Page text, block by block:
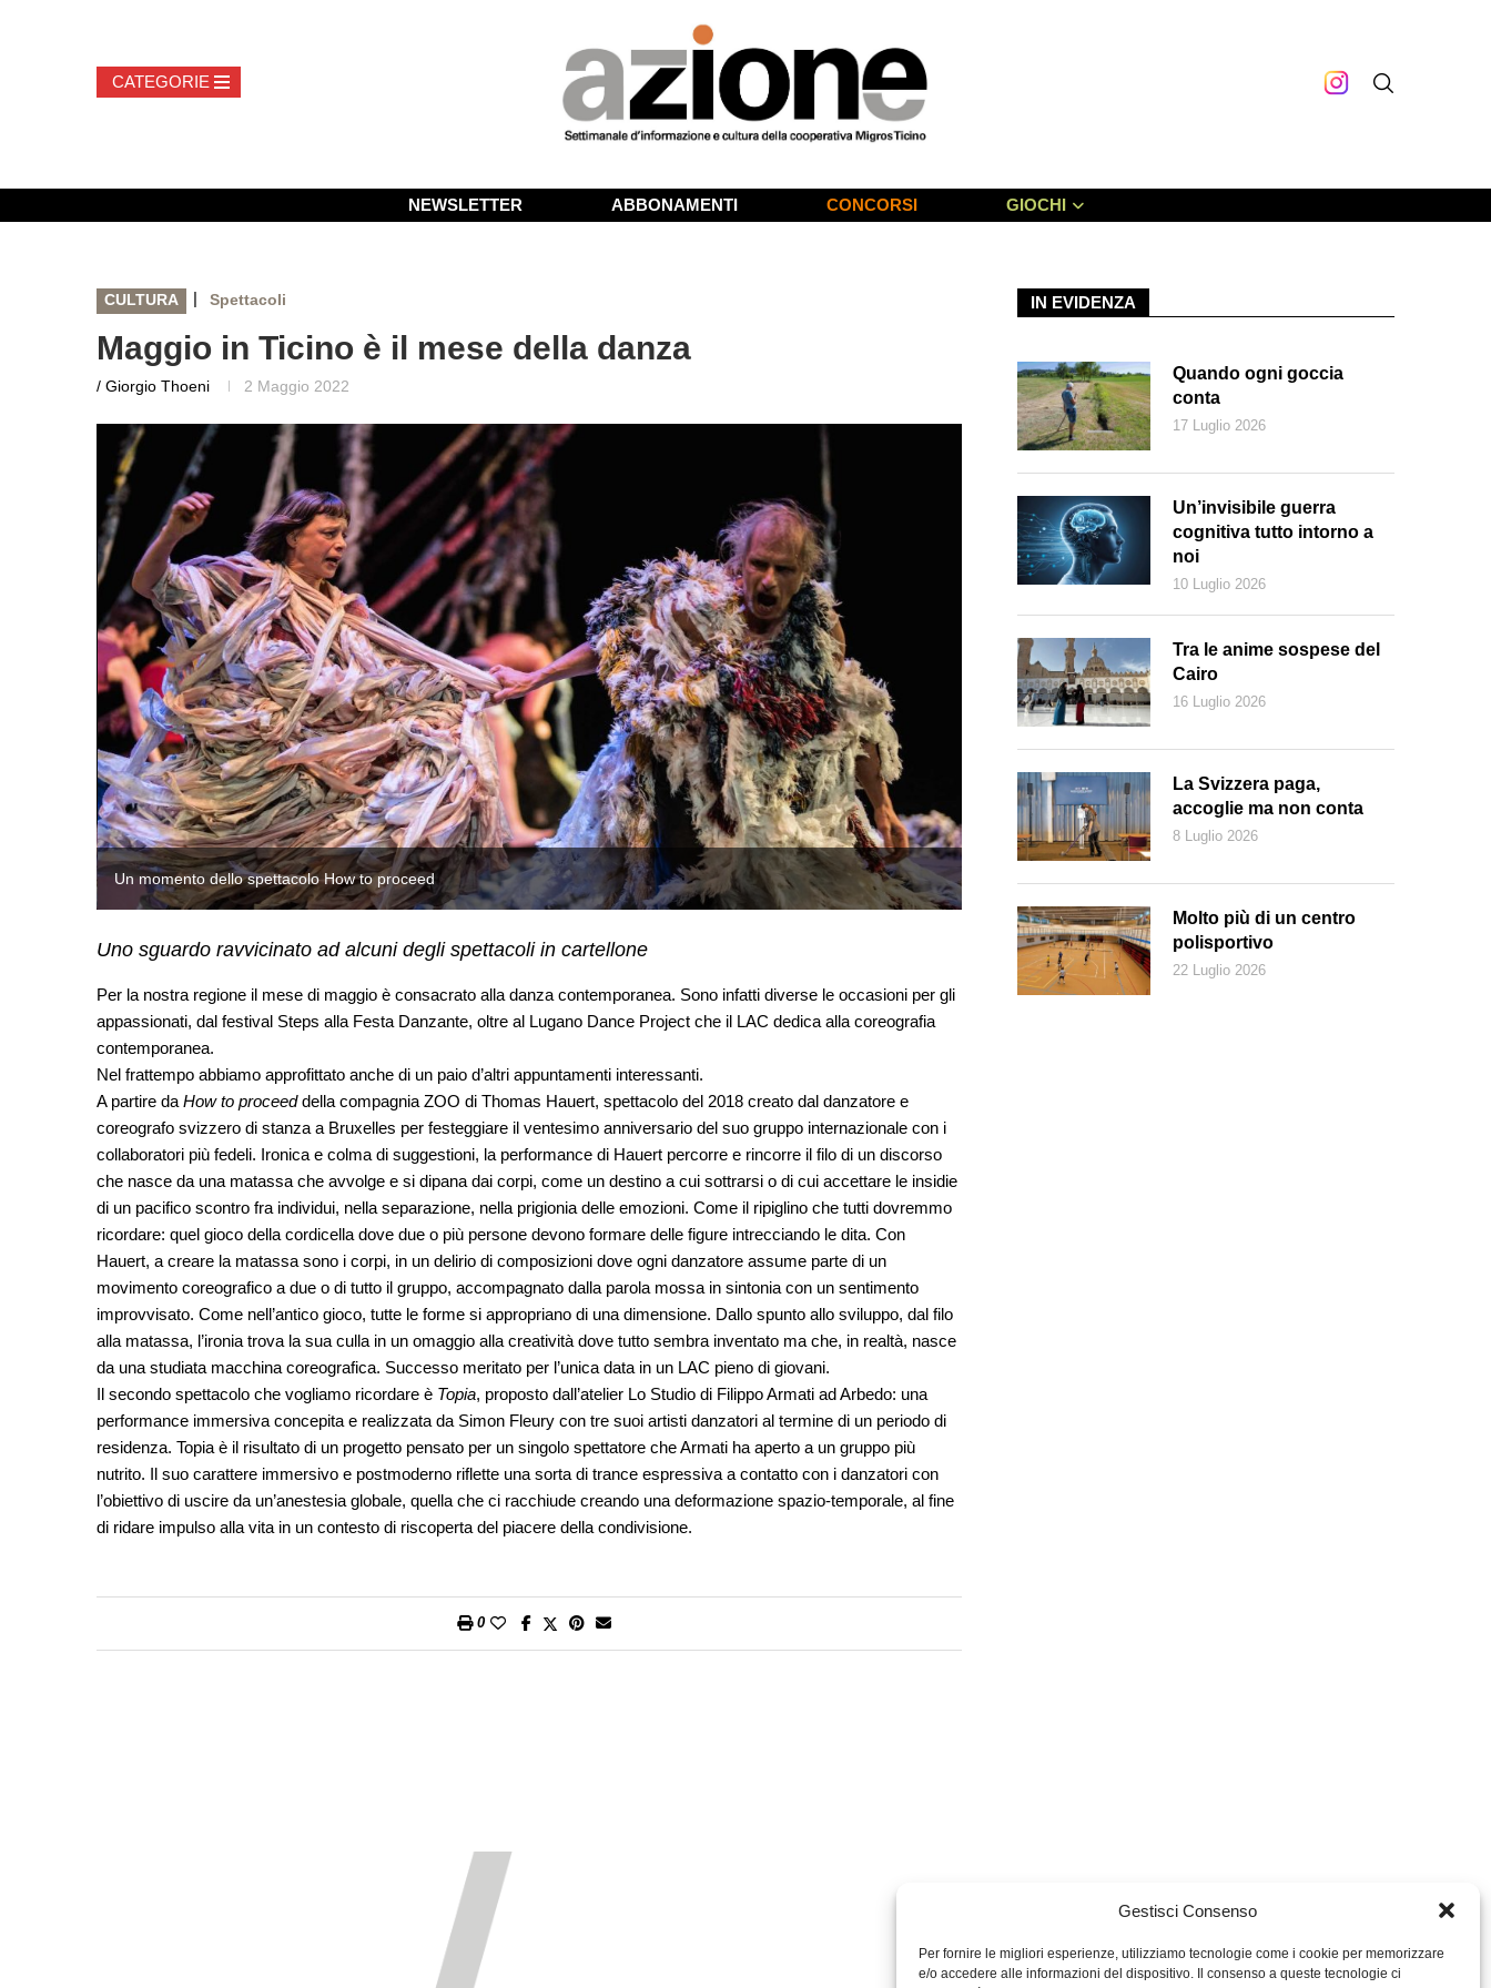
Gestisci Consenso
Per fornire le migliori esperienze, utilizziamo tecnologie come i cookie per memorizzare
e/o accedere alle informazioni del dispositivo. Il consenso a queste tecnologie ci
NEWSLETTER ABBONAMENTI CONCORSI GIOCHI
CULTURA | Spettacoli
Maggio in Ticino è il mese della danza
/ Giorgio Thoeni 2 Maggio 2022
Un momento dello spettacolo How to proceed Un momento dello spettacolo How to proceed
Uno sguardo ravvicinato ad alcuni degli spettacoli in cartellone
Per la nostra regione il mese di maggio è consacrato alla danza contemporanea. Sono infatti diverse le occasioni per gli
appassionati, dal festival Steps alla Festa Danzante, oltre al Lugano Dance Project che il LAC dedica alla coreografia
contemporanea.
Nel frattempo abbiamo approfittato anche di un paio d’altri appuntamenti interessanti.
A partire da How to proceeddella compagnia ZOO di Thomas Hauert, spettacolo del 2018 creato dal danzatore e
coreografo svizzero di stanza a Bruxelles per festeggiare il ventesimo anniversario del suo gruppo internazionale con i
collaboratori più fedeli. Ironica e colma di suggestioni, la performance di Hauert percorre e rincorre il filo di un discorso
che nasce da una matassa che avvolge e si dipana dai corpi, come un destino a cui sottrarsi o di cui accettare le insidie
di un pacifico scontro fra individui, nella separazione, nella prigionia delle emozioni. Come il ripiglino che tutti dovremmo
ricordare: quel gioco della cordicella dove due o più persone devono formare delle figure intrecciando le dita. Con
Hauert, a creare la matassa sono i corpi, in un delirio di composizioni dove ogni danzatore assume parte di un
movimento coreografico a due o di tutto il gruppo, accompagnato dalla parola mossa in sintonia con un sentimento
improvvisato. Come nell’antico gioco, tutte le forme si appropriano di una dimensione. Dallo spunto allo sviluppo, dal filo
alla matassa, l’ironia trova la sua culla in un omaggio alla creatività dove tutto sembra inventato ma che, in realtà, nasce
da una studiata macchina coreografica. Successo meritato per l’unica data in un LAC pieno di giovani.
Il secondo spettacolo che vogliamo ricordare è Topia, proposto dall’atelier Lo Studio di Filippo Armati ad Arbedo: una
performance immersiva concepita e realizzata da Simon Fleury con tre suoi artisti danzatori al termine di un periodo di
residenza. Topia è il risultato di un progetto pensato per un singolo spettatore che Armati ha aperto a un gruppo più
nutrito. Il suo carattere immersivo e postmoderno riflette una sorta di trance espressiva a contatto con i danzatori con
l’obiettivo di uscire da un’anestesia globale, quella che ci racchiude creando una deformazione spazio-temporale, al fine
di ridare impulso alla vita in un contesto di riscoperta del piacere della condivisione.
0
IN EVIDENZA
Quando ogni goccia
conta
17 Luglio 2026
Un’invisibile guerra
cognitiva tutto intorno a
noi
10 Luglio 2026
Tra le anime sospese del
Cairo
16 Luglio 2026
La Svizzera paga,
accoglie ma non conta
8 Luglio 2026
Molto più di un centro
polisportivo
22 Luglio 2026